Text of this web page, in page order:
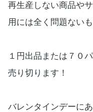
再生産しない商品や
用には全く問題ないも
１円出品または７０
売り切ります！
バレンタインデーに